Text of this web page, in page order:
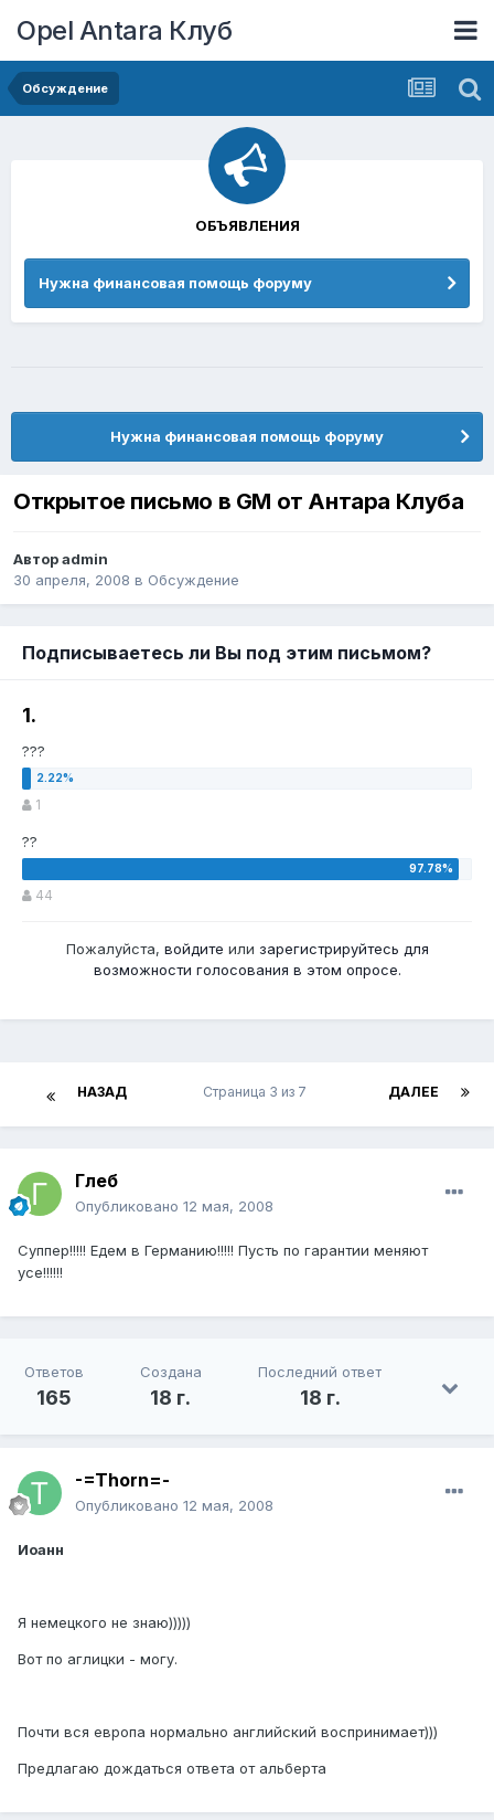
Opel Antara Клуб
Обсуждение
Нужна финансовая помощь форуму
Открытое письмо в GM от Антара Клуба
Авторadmin
30 апреля, 2008 в Обсуждение
Подписываетесь ли Вы под этим письмом?
1.
???
1
??
44
Пожалуйста, войдите или зарегистрируйтесь для
возможности голосования в этом опросе.
НАЗАД ДАЛЕЕ
Страница 3 из 7
Глеб
Опубликовано 12 мая, 2008
Суппер!!!!! Едем в Германию!!!!! Пусть по гарантии меняют
усе!!!!!!
Ответов
165
Создана
18 г.
Последний ответ
18 г.
-=Thorn=-
Опубликовано 12 мая, 2008
Иоанн
Я немецкого не знаю)))))
Вот по аглицки - могу.
Почти вся европа нормально английский воспринимает)))
Предлагаю дождаться ответа от альберта
ОБЪЯВЛЕНИЯ
Нужна финансовая помощь форуму